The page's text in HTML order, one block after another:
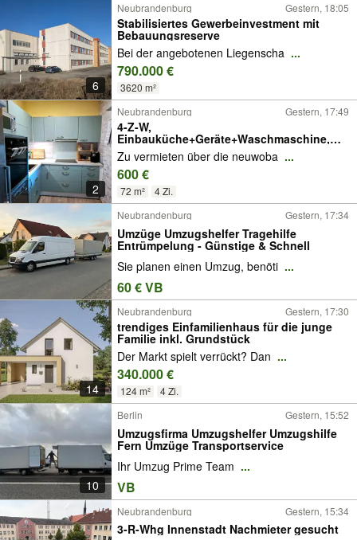
6
Neubrandenburg Gestern, 18:05
Stabilisiertes Gewerbeinvestment mit
Bebauungsreserve
Bei der angebotenen Liegenscha ...
790.000 €
3620 m²
2
Neubrandenburg Gestern, 17:49
4-Z-W,
Einbauküche+Geräte+Waschmaschine,
Balkon, 70+qm, 600€ warm
Zu vermieten über die neuwoba ...
600 €
72 m²
4 Zi.
Neubrandenburg
Gestern, 17:34
Umzüge Umzugshelfer Tragehilfe
Entrümpelung - Günstige & Schnell
Sie planen einen Umzug, benöti ...
60 € VB
14
Neubrandenburg Gestern, 17:30
trendiges Einfamilienhaus für die junge
Familie inkl. Grundstück
Der Markt spielt verrückt? Dan ...
340.000 €
124 m² 4 Zi.
10
Berlin Gestern, 15:52
Umzugsfirma Umzugshelfer Umzugshilfe
Fern Umzüge Transportservice
Ihr Umzug Prime Team ...
VB
Neubrandenburg Gestern, 15:34
3-R-Whg Innenstadt Nachmieter gesucht